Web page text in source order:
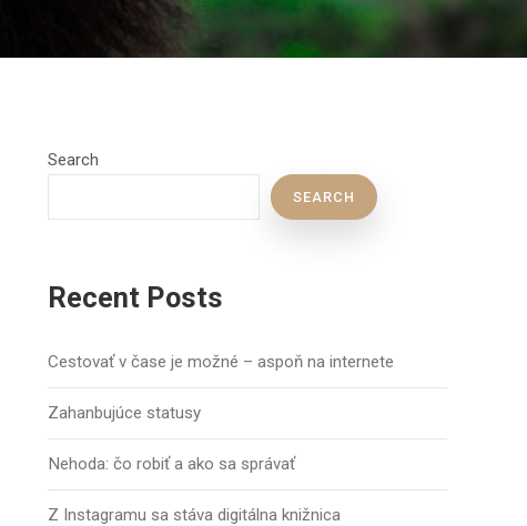
Search
SEARCH
Recent Posts
Cestovať v čase je možné – aspoň na internete
Zahanbujúce statusy
Nehoda: čo robiť a ako sa správať
Z Instagramu sa stáva digitálna knižnica